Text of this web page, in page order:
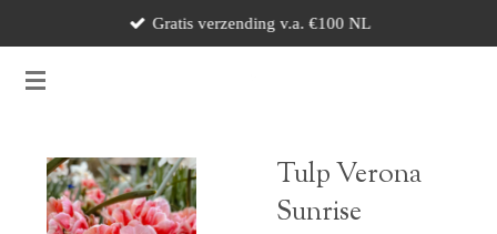
naar
Gratis verzending v.a. €100 NL
Tulp Verona
Sunrise